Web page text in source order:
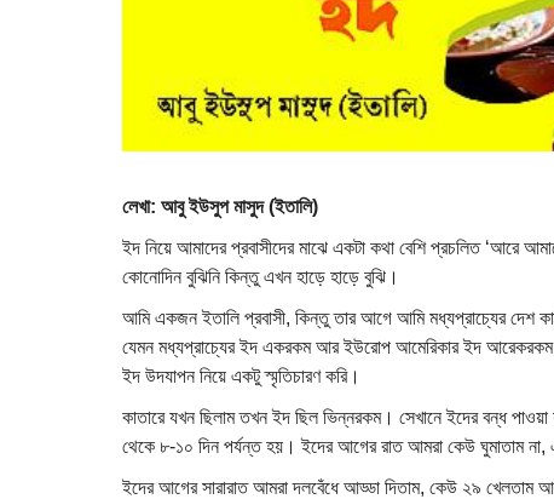
লেখা: আবু ইউসুপ মাসুদ (ইতালি)
ইদ নিয়ে আমাদের প্রবাসীদের মাঝে একটা কথা বেশি প্রচলিত ‘আরে
কোনোদিন বুঝিনি কিন্তু এখন হাড়ে হাড়ে বুঝি।
আমি একজন ইতালি প্রবাসী, কিন্তু তার আগে আমি মধ্যপ্রাচ্যের দেশ
যেমন মধ্যপ্রাচ্যের ইদ একরকম আর ইউরোপ আমেরিকার ইদ
ইদ উদযাপন নিয়ে একটু স্মৃতিচারণ করি।
কাতারে যখন ছিলাম তখন ইদ ছিল ভিন্নরকম। সেখানে ইদের বন্ধ
থেকে ৮-১০ দিন পর্যন্ত হয়। ইদের আগের রাত আমরা কেউ ঘুমাতাম না,
ইদের আগের সারারাত আমরা দলবেঁধে আড্ডা দিতাম, কেউ ২৯ খেলতাম